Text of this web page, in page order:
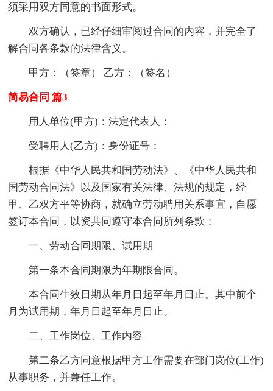
须采用双方同意的书面形式。
双方确认，已经仔细审阅过合同的内容，并完全了
解合同各条款的法律含义。
甲方：（签章） 乙方：（签名）
简易合同 篇3
用人单位(甲方)：法定代表人：
受聘用人(乙方)：身份证号：
根据《中华人民共和国劳动法》、《中华人民共和
国劳动合同法》以及国家有关法律、法规的规定，经
甲、乙双方平等协商，就确立劳动聘用关系事宜，自愿
签订本合同，以资共同遵守本合同所列条款：
一、劳动合同期限、试用期
第一条本合同期限为年期限合同。
本合同生效日期从年月日起至年月日止。其中前个
月为试用期，年月日起至年月日止。
二、工作岗位、工作内容
第二条乙方同意根据甲方工作需要在部门岗位(工作)
从事职务，并兼任工作。